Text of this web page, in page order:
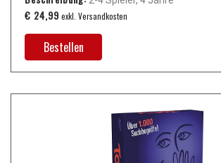
€ 24,99 exkl. Versandkosten
Bestellen